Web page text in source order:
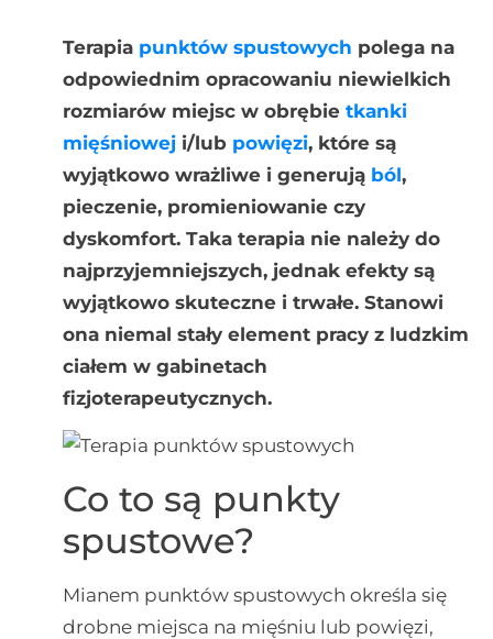
Terapia punktów spustowych polega na
odpowiednim opracowaniu niewielkich
rozmiarów miejsc w obrębie tkanki
mięśnioweji/lub powięzi, które są
wyjątkowo wrażliwe i generują ból,
pieczenie, promieniowanie czy
dyskomfort. Taka terapia nie należy do
najprzyjemniejszych, jednak efekty są
wyjątkowo skuteczne i trwałe. Stanowi
ona niemal stały element pracy z ludzkim
ciałem w gabinetach
fizjoterapeutycznych.
Co to są punkty
spustowe?
Mianem punktów spustowych określa się
drobne miejsca na mięśniu lub powięzi,